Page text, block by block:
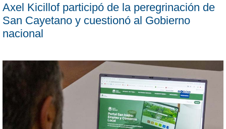
Axel Kicillof participó de la peregrinación de
San Cayetano y cuestionó al Gobierno
nacional